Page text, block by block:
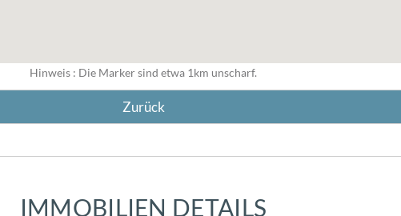
Hinweis : Die Marker sind etwa 1km unscharf.
Zurück
IMMOBILIEN DETAILS